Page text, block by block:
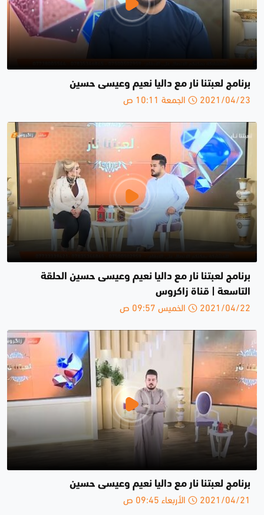
برنامج لعبتنا نار مع داليا نعيم وعيسى حسين
2021/04/23 الجمعة 10:11 ص
برنامج لعبتنا نار مع داليا نعيم وعيسى حسين الحلقة
التاسعة | قناة زاكروس
2021/04/22 الخميس 09:57 ص
برنامج لعبتنا نار مع داليا نعيم وعيسى حسين
2021/04/21 الأربعاء 09:45 ص